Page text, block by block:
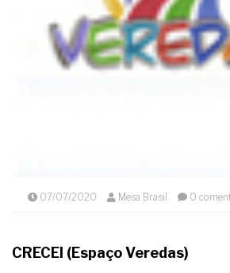
07/07/2020 Mesa Brasil 0
CRECEI (Espaço Veredas)